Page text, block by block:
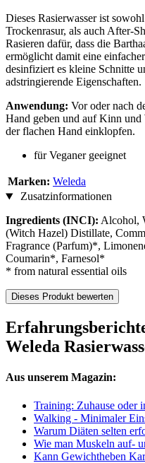
Dieses Rasierwasser ist
Trockenrasur, als auch After-
Rasieren dafür, dass die
ermöglicht damit eine
desinfiziert es kleine Schnitte
adstringierende Eigenschaften.
Anwendung: Vor oder nach
Hand geben und auf Kinn und
der flachen Hand einklopfen.
für Veganer geeignet
Marken: Weleda
Zusatzinformationen
Ingredients (INCI): Alcohol,
(Witch Hazel) Distillate,
Fragrance (Parfum)*,
Coumarin*, Farnesol*
* from natural essential oils
Dieses Produkt bewerten
Weleda
Aus unserem Magazin:
Training: Zuhause oder
Walking - Minimaler
Warum Diäten selten
Wie man Muskeln auf-
Kann Gewichtheben